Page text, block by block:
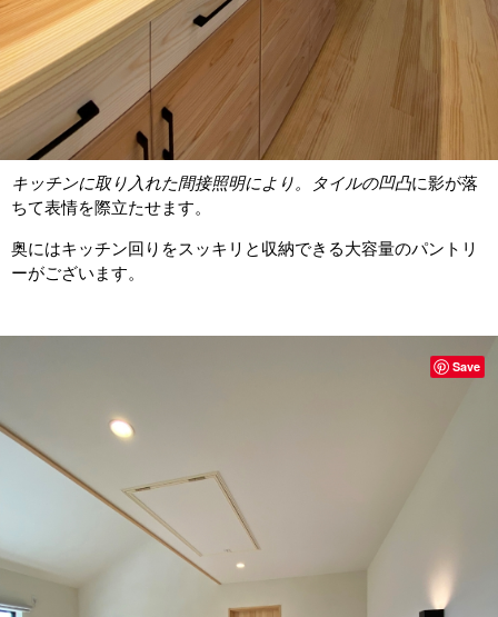
キッチンに取り入れた間接照明により。 タイルの凹凸に影が落
ちて表情を際立たせます。
奥にはキッチン回りをスッキリと収納できる大容量のパントリ
ーがございます。
Save